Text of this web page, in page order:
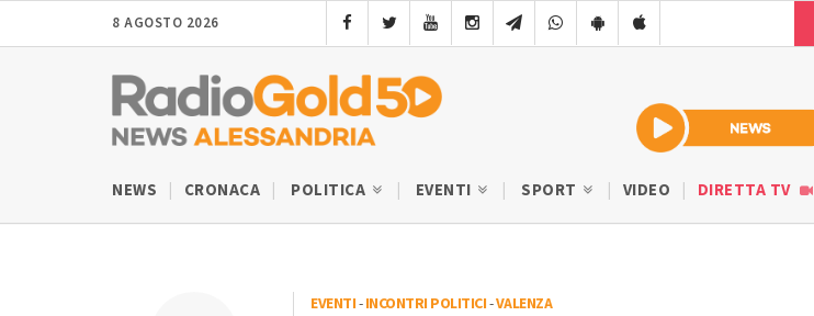
8 AGOSTO 2026
NEWS CRONACA POLITICA EVENTI SPORT VIDEO DIRETTA TV
EVENTI-INCONTRI POLITICI-VALENZA